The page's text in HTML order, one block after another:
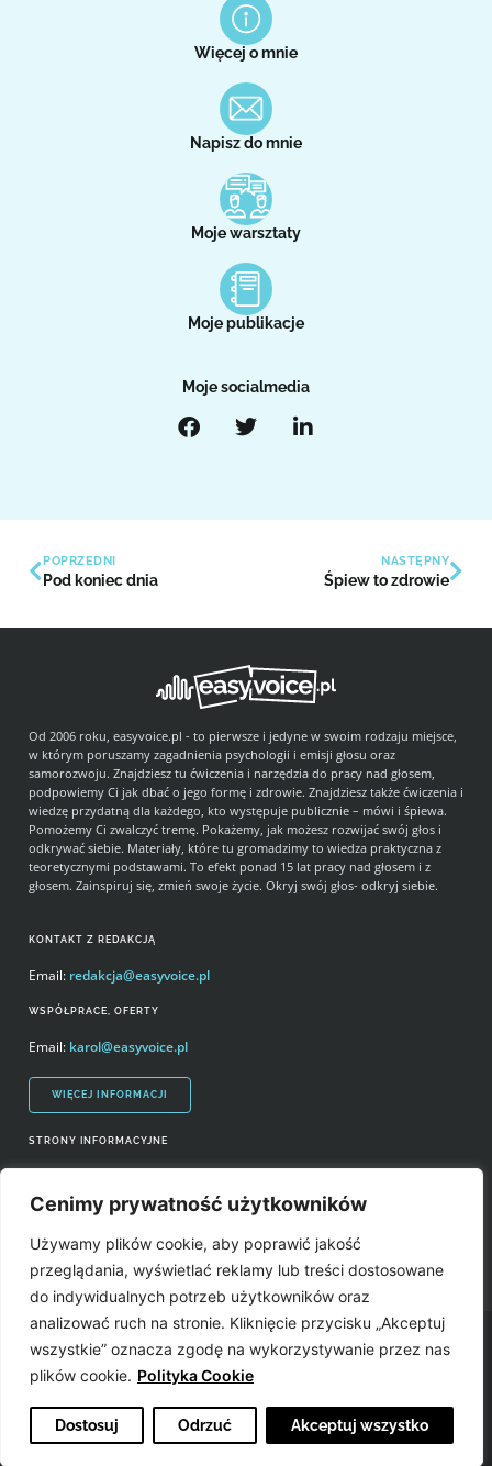
Cenimy prywatność użytkowników
Używamy plików cookie, aby poprawić jakość
przeglądania, wyświetlać reklamy lub treści dostosowane
do indywidualnych potrzeb użytkowników oraz
analizować ruch na stronie. Kliknięcie przycisku „Akceptuj
wszystkie” oznacza zgodę na wykorzystywanie przez nas
plików cookie. Polityka Cookie
Dostosuj Odrzuć Akceptuj wszystko
Więcej o mnie
Napisz do mnie
Moje warsztaty
Moje publikacje
Moje socialmedia
POPRZEDNI
Pod koniec dnia
NASTĘPNY
Śpiew to zdrowie
STRONY INFORMACYJNE
Prawa autorskie i wykorzystywanie treści serwisu
Źródła
KONTAKT Z REDAKCJĄ
Email: redakcja@easyvoice.pl
WSPÓŁPRACE, OFERTY
Email: karol@easyvoice.pl
WIĘCEJ INFORMACJI
Od 2006 roku, easyvoice.pl - to pierwsze i jedyne w swoim rodzaju miejsce,
w którym poruszamy zagadnienia psychologii i emisji głosu oraz
samorozwoju. Znajdziesz tu ćwiczenia i narzędzia do pracy nad głosem,
podpowiemy Ci jak dbać o jego formę i zdrowie. Znajdziesz także ćwiczenia i
wiedzę przydatną dla każdego, kto występuje publicznie – mówi i śpiewa.
Pomożemy Ci zwalczyć tremę. Pokażemy, jak możesz rozwijać swój głos i
odkrywać siebie. Materiały, które tu gromadzimy to wiedza praktyczna z
teoretycznymi podstawami. To efekt ponad 15 lat pracy nad głosem i z
głosem. Zainspiruj się, zmień swoje życie. Okryj swój głos- odkryj siebie.
Easyvoice.pl © 2006-2022. Wszystkie prawa zastrzeżone. Stronę zrobiły: